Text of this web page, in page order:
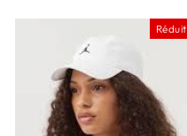
Réduit